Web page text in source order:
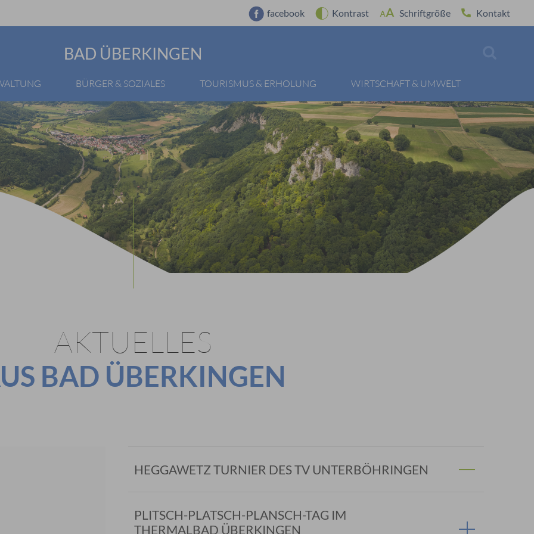
facebook Kontrast Schriftgröße Kontakt
BAD ÜBERKINGEN
BÜRGER & SOZIALES TOURISMUS & ERHOLUNG WIRTSCHAFT & UMWELT
AKTUELLES
BAD ÜBERKINGEN
HEGGAWETZ TURNIER DES TV UNTERBÖHRINGEN
PLITSCH-PLATSCH-PLANSCH-TAG IM
THERMALBAD ÜBERKINGEN